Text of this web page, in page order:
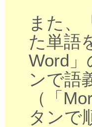
また、
た単語
Word
ンで語
（「
タンで